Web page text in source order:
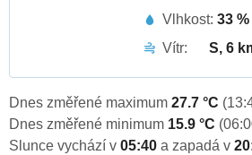
Vlhkost: 33 %
Vítr:
S, 6
Dnes změřené maximum 27.7 °C
Dnes změřené minimum 15.9 °C
Slunce vychází v 05:40 a zapadá v